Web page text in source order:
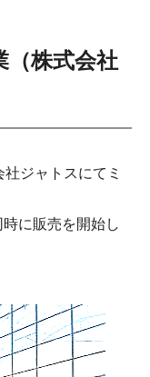
（株式会社
ジャトスにてミ
に販売を開始し